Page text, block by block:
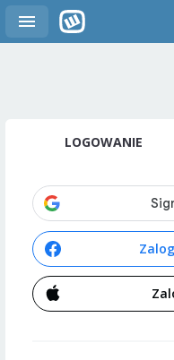
LOGOWANIE